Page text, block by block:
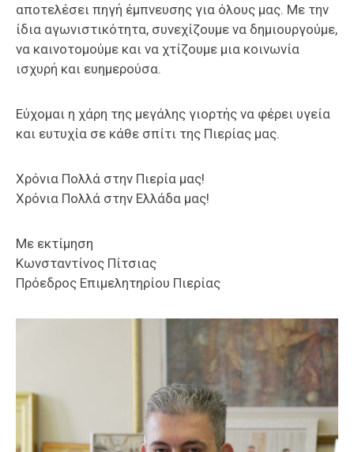
αποτελέσει πηγή έμπνευσης για όλους μας. Με την
ίδια αγωνιστικότητα, συνεχίζουμε να δημιουργούμε,
να καινοτομούμε και να χτίζουμε μια κοινωνία
ισχυρή και ευημερούσα.
Εύχομαι η χάρη της μεγάλης γιορτής να φέρει υγεία
και ευτυχία σε κάθε σπίτι της Πιερίας μας.
Χρόνια Πολλά στην Πιερία μας!
Χρόνια Πολλά στην Ελλάδα μας!
Με εκτίμηση
Κωνσταντίνος Πίτσιας
Πρόεδρος Επιμελητηρίου Πιερίας